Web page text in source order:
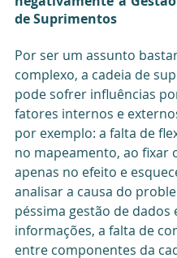
de Suprimentos
Por ser um assunto
complexo, a cadeia de
pode sofrer influências
fatores internos e
por exemplo: a falta de
no mapeamento, ao fixar
apenas no efeito e
analisar a causa do
péssima gestão de dados
informações, a falta de
entre componentes da